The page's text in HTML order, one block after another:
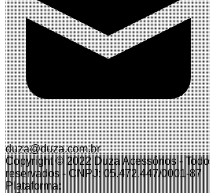
duza@duza.com.br
Copyright © 2022 Duza Acessórios -
reservados - CNPJ: 05.472.447/0001-87
Plataforma: